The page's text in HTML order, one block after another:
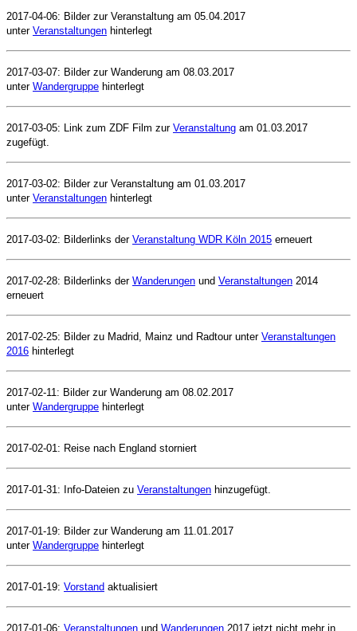
2017-04-06: Bilder zur Veranstaltung am 05.04.2017
unter Veranstaltungen hinterlegt
2017-03-07: Bilder zur Wanderung am 08.03.2017
unter Wandergruppe hinterlegt
2017-03-05: Link zum ZDF Film zur Veranstaltung am 01.03.2017
zugefügt.
2017-03-02: Bilder zur Veranstaltung am 01.03.2017
unter Veranstaltungen hinterlegt
2017-03-02: Bilderlinks der Veranstaltung WDR Köln 2015 erneuert
2017-02-28: Bilderlinks der Wanderungen und Veranstaltungen 2014
erneuert
2017-02-25: Bilder zu Madrid, Mainz und Radtour unter Veranstaltungen
2016 hinterlegt
2017-02-11: Bilder zur Wanderung am 08.02.2017
unter Wandergruppe hinterlegt
2017-02-01: Reise nach England storniert
2017-01-31: Info-Dateien zu Veranstaltungen hinzugefügt.
2017-01-19: Bilder zur Wanderung am 11.01.2017
unter Wandergruppe hinterlegt
2017-01-19: Vorstand aktualisiert
2017-01-06: Veranstaltungen und Wanderungen 2017 jetzt nicht mehr in